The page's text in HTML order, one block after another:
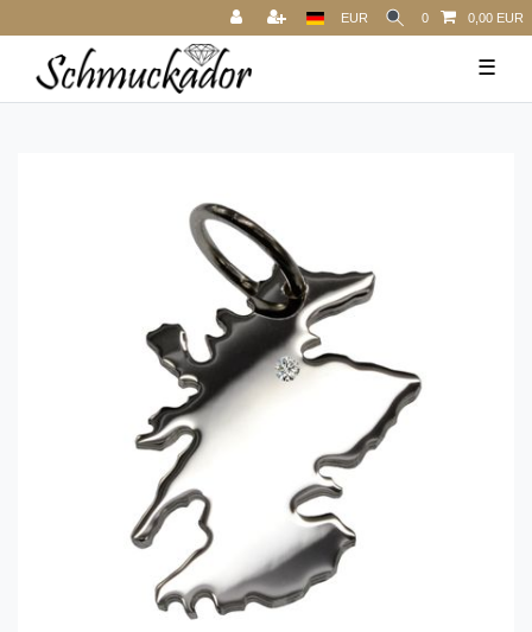
EUR 0 0,00 EUR
☰